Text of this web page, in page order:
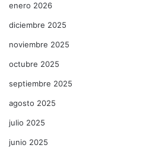
enero 2026
diciembre 2025
noviembre 2025
octubre 2025
septiembre 2025
agosto 2025
julio 2025
junio 2025